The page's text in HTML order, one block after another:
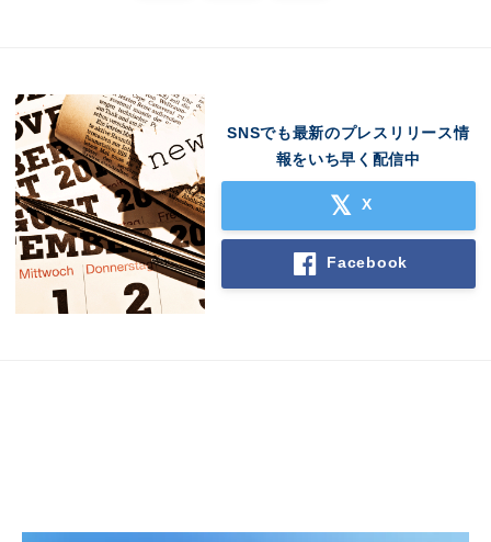
SNSでも最新のプレスリリース情
報をいち早く配信中
X
Facebook